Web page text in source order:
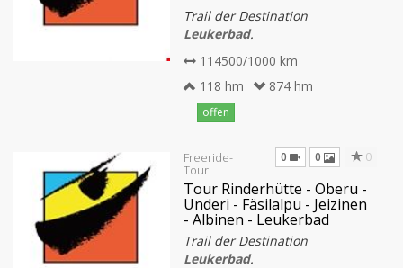
Trail der Destination
Leukerbad.
114500/1000 km
118 hm
874 hm
offen
Freeride-
Tour
0 0 0
Tour Rinderhütte - Oberu -
Underi - Fäsilalpu - Jeizinen
- Albinen - Leukerbad
Trail der Destination
Leukerbad.